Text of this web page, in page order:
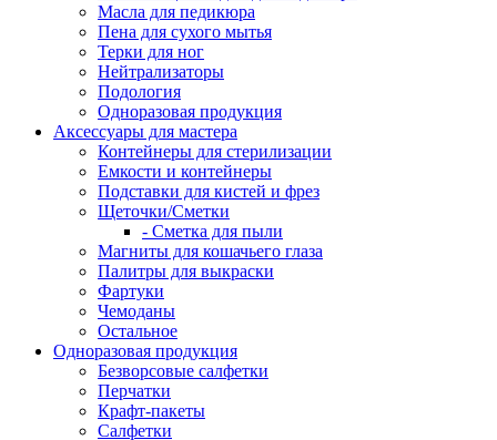
Масла для педикюра
Пена для сухого мытья
Терки для ног
Нейтрализаторы
Подология
Одноразовая продукция
Аксессуары для мастера
Контейнеры для стерилизации
Емкости и контейнеры
Подставки для кистей и фрез
Щеточки/Сметки
- Сметка для пыли
Магниты для кошачьего глаза
Палитры для выкраски
Фартуки
Чемоданы
Остальное
Одноразовая продукция
Безворсовые салфетки
Перчатки
Крафт-пакеты
Салфетки